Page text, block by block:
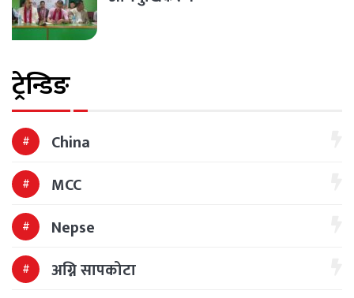
ट्रेन्डिङ
China
MCC
Nepse
अग्नि सापकोटा